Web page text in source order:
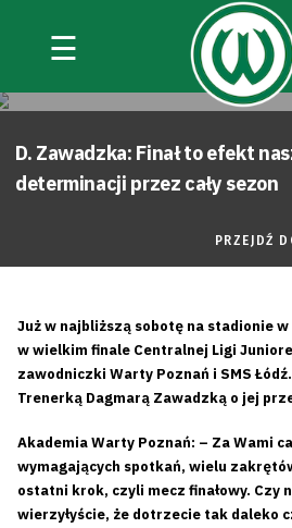
☰
D. Zawadzka: Finał to efekt
determinacji przez cały sezon
PRZEJDŹ
Już w najbliższą sobotę na stadionie
w wielkim finale Centralnej Ligi
zawodniczki Warty Poznań i SMS
Trenerką Dagmarą Zawadzką o jej
Akademia Warty Poznań: – Za Wami
wymagających spotkań, wielu
ostatni krok, czyli mecz finałowy. Czy
wierzyłyście, że dotrzecie tak daleko